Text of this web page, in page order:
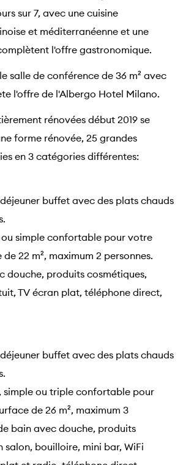
sur 7, avec une cuisine
et méditerranéenne et une
l'offre gastronomique.
salle de conférence de 36 m² avec
l'offre de l'Albergo Hotel Milano.
rénovées début 2019 se
forme rénovée, 25 grandes
en 3 catégories différentes:
buffet avec des plats chauds
simple confortable pour votre
22 m², maximum 2 personnes.
douche, produits cosmétiques,
TV écran plat, téléphone direct,
buffet avec des plats chauds
simple ou triple confortable pour
de 26 m², maximum 3
bain avec douche, produits
salon, bouilloire, mini bar, WiFi